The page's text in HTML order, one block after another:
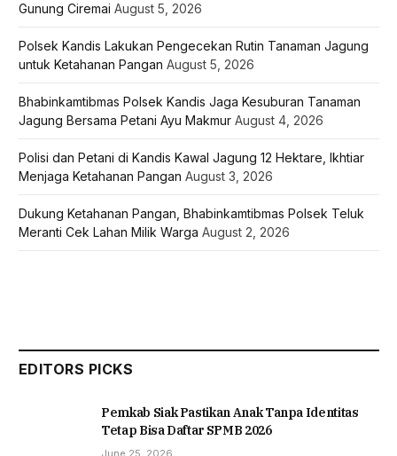
Gunung Ciremai August 5, 2026
Polsek Kandis Lakukan Pengecekan Rutin Tanaman Jagung
untuk Ketahanan Pangan August 5, 2026
Bhabinkamtibmas Polsek Kandis Jaga Kesuburan Tanaman
Jagung Bersama Petani Ayu Makmur August 4, 2026
Polisi dan Petani di Kandis Kawal Jagung 12 Hektare, Ikhtiar
Menjaga Ketahanan Pangan August 3, 2026
Dukung Ketahanan Pangan, Bhabinkamtibmas Polsek Teluk
Meranti Cek Lahan Milik Warga August 2, 2026
EDITORS PICKS
Pemkab Siak Pastikan Anak Tanpa Identitas
Tetap Bisa Daftar SPMB 2026